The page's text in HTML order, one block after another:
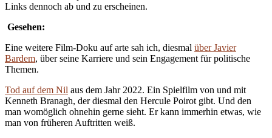
Links dennoch ab und zu erscheinen.
Gesehen:
Eine weitere Film-Doku auf arte sah ich, diesmal über Javier
Bardem, über seine Karriere und sein Engagement für politische
Themen.
Tod auf dem Nil aus dem Jahr 2022. Ein Spielfilm von und mit
Kenneth Branagh, der diesmal den Hercule Poirot gibt. Und den
man womöglich ohnehin gerne sieht. Er kann immerhin etwas, wie
man von früheren Auftritten weiß.